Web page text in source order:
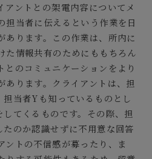
アントとの架電内容についてメ
担当者に伝えるという作業を日
あります。この作業は、所内に
た情報共有のためにももちろん
のコミュニケーションをより
あります。クライアントは、担
当者Yも知っているものとし
てくるものです。その際、担
のか認識せずに不用意な回答
ントの不信感が募ったり、ま